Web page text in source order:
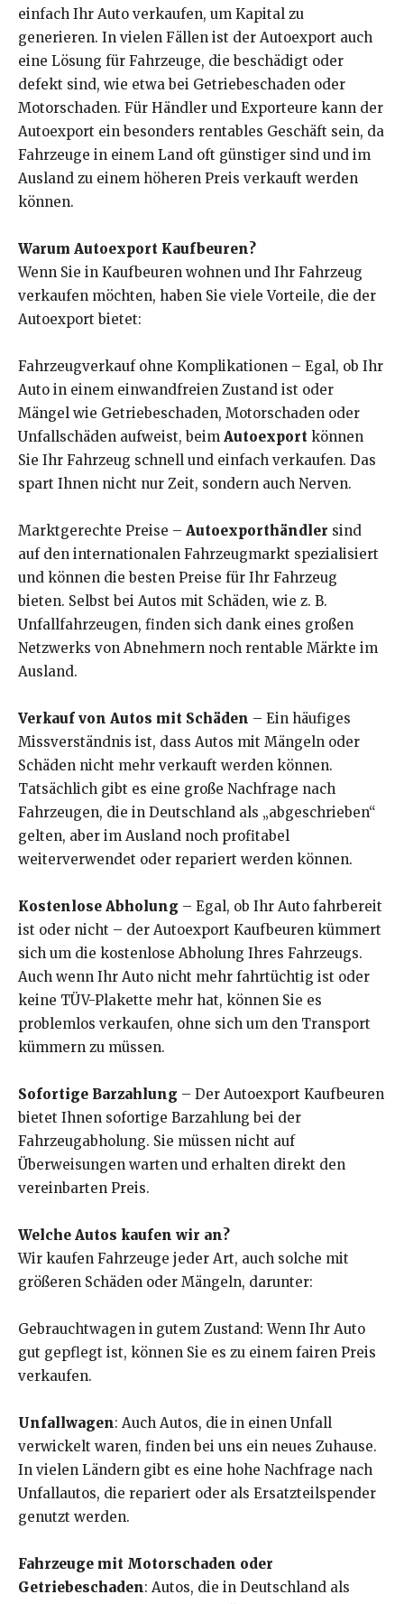
einfach Ihr Auto verkaufen, um Kapital zu
generieren. In vielen Fällen ist der Autoexport auch
eine Lösung für Fahrzeuge, die beschädigt oder
defekt sind, wie etwa bei Getriebeschaden oder
Motorschaden. Für Händler und Exporteure kann der
Autoexport ein besonders rentables Geschäft sein, da
Fahrzeuge in einem Land oft günstiger sind und im
Ausland zu einem höheren Preis verkauft werden
können.
Warum Autoexport Kaufbeuren?
Wenn Sie in Kaufbeuren wohnen und Ihr Fahrzeug
verkaufen möchten, haben Sie viele Vorteile, die der
Autoexport bietet:
Fahrzeugverkauf ohne Komplikationen – Egal, ob Ihr
Auto in einem einwandfreien Zustand ist oder
Mängel wie Getriebeschaden, Motorschaden oder
Unfallschäden aufweist, beim Autoexport können
Sie Ihr Fahrzeug schnell und einfach verkaufen. Das
spart Ihnen nicht nur Zeit, sondern auch Nerven.
Marktgerechte Preise – Autoexporthändler sind
auf den internationalen Fahrzeugmarkt spezialisiert
und können die besten Preise für Ihr Fahrzeug
bieten. Selbst bei Autos mit Schäden, wie z. B.
Unfallfahrzeugen, finden sich dank eines großen
Netzwerks von Abnehmern noch rentable Märkte im
Ausland.
Verkauf von Autos mit Schäden – Ein häufiges
Missverständnis ist, dass Autos mit Mängeln oder
Schäden nicht mehr verkauft werden können.
Tatsächlich gibt es eine große Nachfrage nach
Fahrzeugen, die in Deutschland als „abgeschrieben“
gelten, aber im Ausland noch profitabel
weiterverwendet oder repariert werden können.
Kostenlose Abholung – Egal, ob Ihr Auto fahrbereit
ist oder nicht – der Autoexport Kaufbeuren kümmert
sich um die kostenlose Abholung Ihres Fahrzeugs.
Auch wenn Ihr Auto nicht mehr fahrtüchtig ist oder
keine TÜV-Plakette mehr hat, können Sie es
problemlos verkaufen, ohne sich um den Transport
kümmern zu müssen.
Sofortige Barzahlung – Der Autoexport Kaufbeuren
bietet Ihnen sofortige Barzahlung bei der
Fahrzeugabholung. Sie müssen nicht auf
Überweisungen warten und erhalten direkt den
vereinbarten Preis.
Welche Autos kaufen wir an?
Wir kaufen Fahrzeuge jeder Art, auch solche mit
größeren Schäden oder Mängeln, darunter:
Gebrauchtwagen in gutem Zustand: Wenn Ihr Auto
gut gepflegt ist, können Sie es zu einem fairen Preis
verkaufen.
Unfallwagen: Auch Autos, die in einen Unfall
verwickelt waren, finden bei uns ein neues Zuhause.
In vielen Ländern gibt es eine hohe Nachfrage nach
Unfallautos, die repariert oder als Ersatzteilspender
genutzt werden.
Fahrzeuge mit Motorschaden oder
Getriebeschaden: Autos, die in Deutschland als